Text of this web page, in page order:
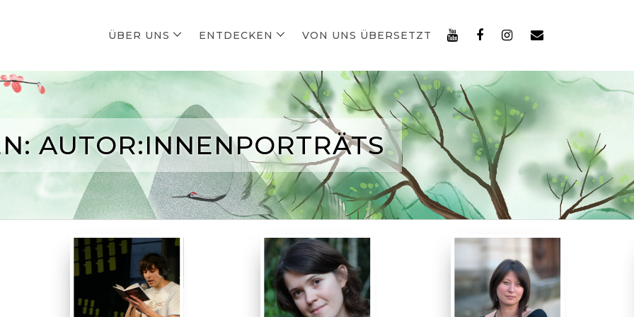
ÜBER UNS ENTDECKEN VON UNS ÜBERSETZT
AUTOR:INNENPORTRÄTS